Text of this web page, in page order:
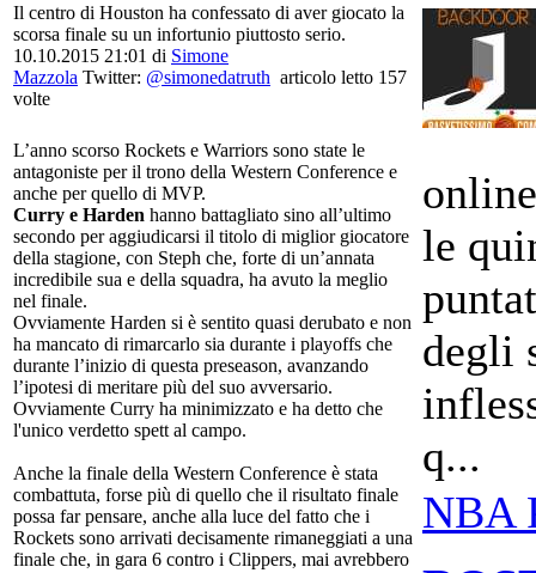
Il centro di Houston ha confessato di aver giocato la
scorsa finale su un infortunio piuttosto serio.
10.10.2015 21:01 di Simone
Mazzola Twitter: @simonedatruth articolo letto 157
volte
L’anno scorso Rockets e Warriors sono state le
antagoniste per il trono della Western Conference e
anche per quello di MVP.
Curry e Harden hanno battagliato sino all’ultimo
secondo per aggiudicarsi il titolo di miglior giocatore
della stagione, con Steph che, forte di un’annata
incredibile sua e della squadra, ha avuto la meglio
nel finale.
Ovviamente Harden si è sentito quasi derubato e non
ha mancato di rimarcarlo sia durante i playoffs che
durante l’inizio di questa preseason, avanzando
l’ipotesi di meritare più del suo avversario.
Ovviamente Curry ha minimizzato e ha detto che
l'unico verdetto spett al campo.
Anche la finale della Western Conference è stata
combattuta, forse più di quello che il risultato finale
possa far pensare, anche alla luce del fatto che i
Rockets sono arrivati decisamente rimaneggiati a una
finale che, in gara 6 contro i Clippers, mai avrebbero
le
degli
q...
NBA